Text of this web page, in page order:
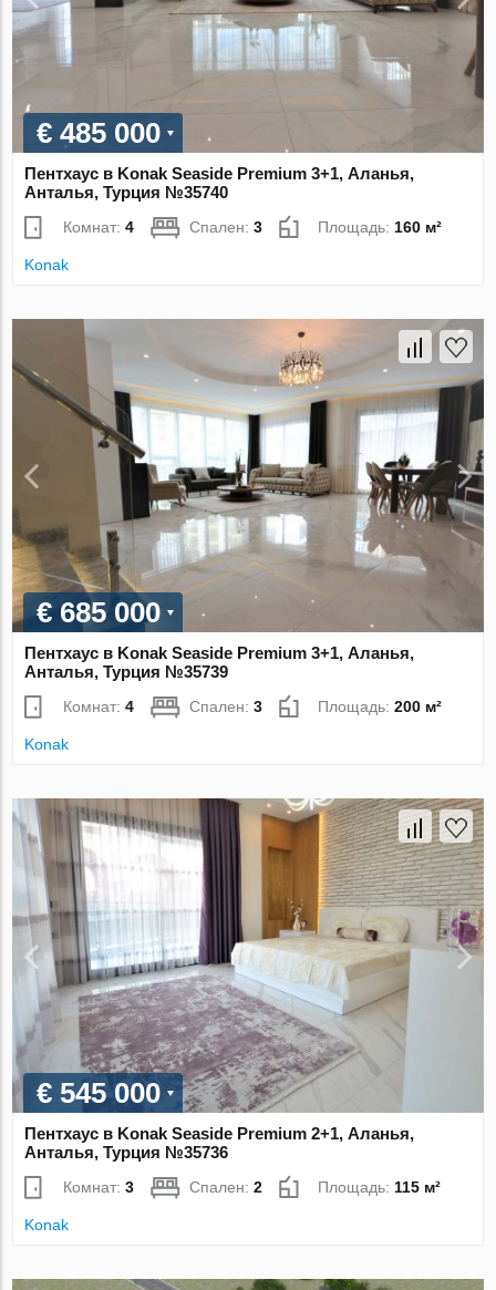
€ 485 000
Пентхаус в Konak Seaside Premium 3+1, Аланья,
Анталья, Турция №35740
Комнат:4 Спален:3 Площадь: 160 м²
Konak
€ 685 000
Пентхаус в Konak Seaside Premium 3+1, Аланья,
Анталья, Турция №35739
Комнат:4 Спален:3 Площадь:200 м²
Konak
€ 545 000
Пентхаус в Konak Seaside Premium 2+1, Аланья,
Анталья, Турция №35736
Комнат:3 Спален:2 Площадь: 115 м²
Konak